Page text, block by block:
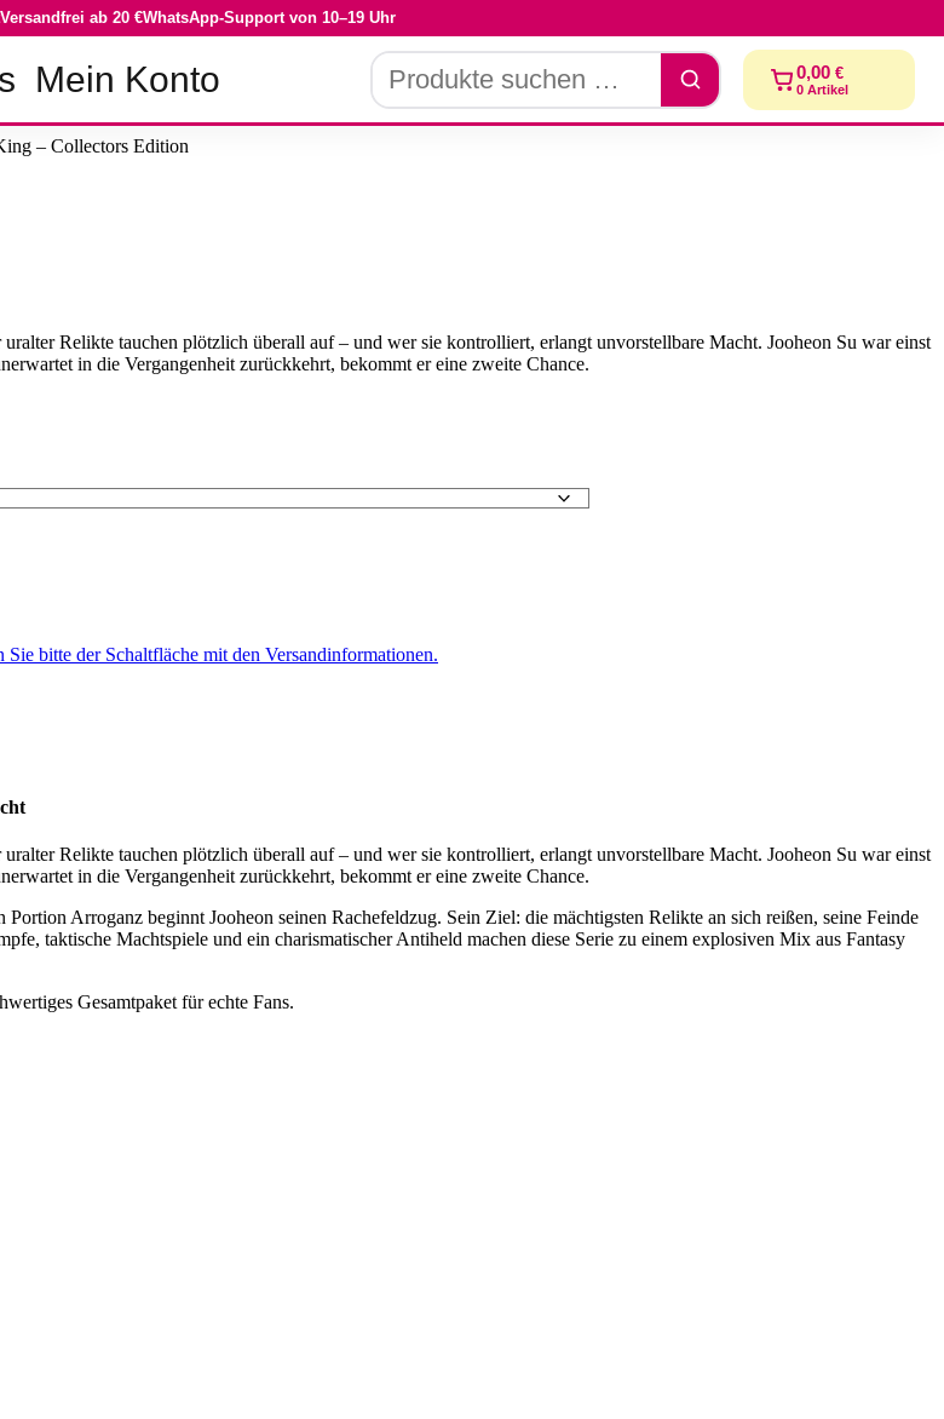
Versandfrei ab 20 €WhatsApp-Support von 10–19 Uhr
Mein Konto
Produkte
suchen
0,00 €
0Artikel
– Collectors Edition
Relikte tauchen plötzlich überall auf – und wer sie kontrolliert, erlangt unvorstellbare Macht. Jooheon Su war einst
in die Vergangenheit zurückkehrt, bekommt er eine zweite Chance.
bitte der Schaltfläche mit den Versandinformationen.
Relikte tauchen plötzlich überall auf – und wer sie kontrolliert, erlangt unvorstellbare Macht. Jooheon Su war einst
in die Vergangenheit zurückkehrt, bekommt er eine zweite Chance.
Arroganz beginnt Jooheon seinen Rachefeldzug. Sein Ziel: die mächtigsten Relikte an sich reißen, seine Feinde
taktische Machtspiele und ein charismatischer Antiheld machen diese Serie zu einem explosiven Mix aus Fantasy
Gesamtpaket für echte Fans.